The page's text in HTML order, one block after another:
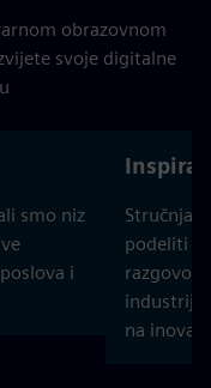
obrazovnom
svoje digitalne
smo niz
i
podeliti
industriju
na